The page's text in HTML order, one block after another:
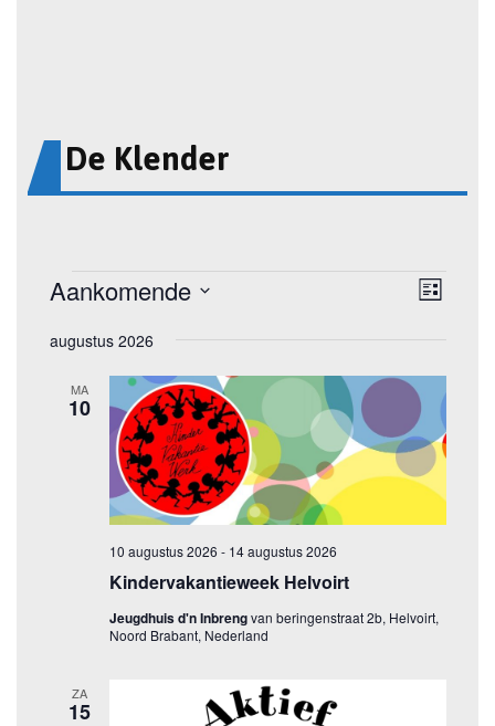
De Klender